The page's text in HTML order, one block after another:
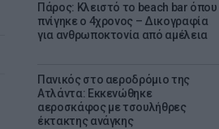
Πάρος: Κλειστό το beach bar όπου
πνίγηκε ο 4χρονος – Δικογραφία
για ανθρωποκτονία από αμέλεια
Πανικός στο αεροδρόμιο της
Ατλάντα: Εκκενώθηκε
αεροσκάφος με τσουλήθρες
έκτακτης ανάγκης